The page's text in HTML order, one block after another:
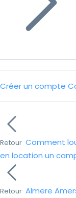
Créer un compte
Retour Comment
en location un
Retour Almere